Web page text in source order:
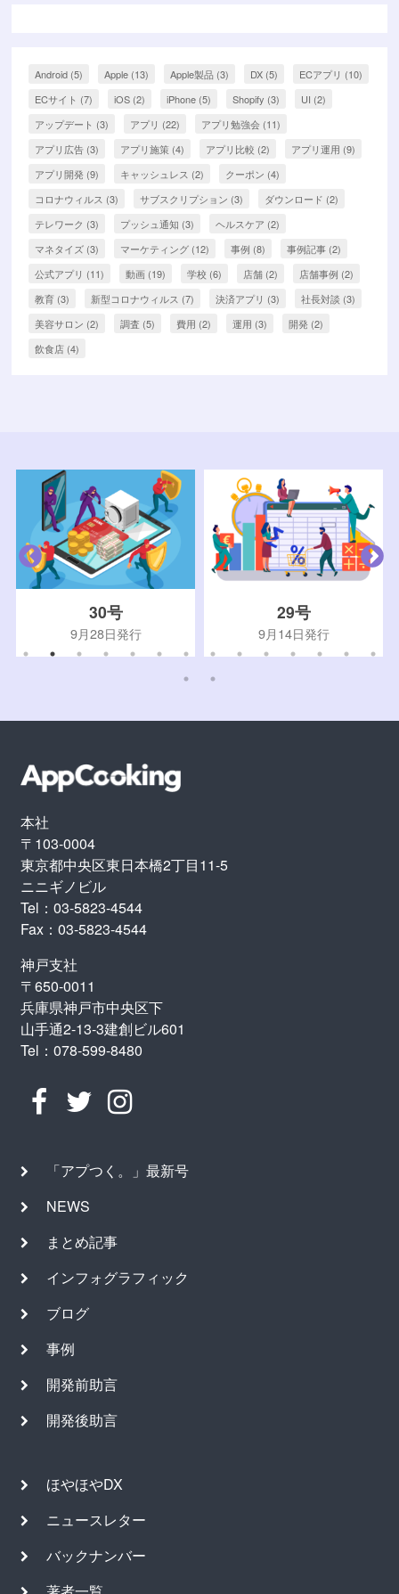
Android (5) Apple (13) Apple製品 (3) DX (5) ECアプリ (10)
ECサイト (7) iOS (2) iPhone (5) Shopify (3) UI (2)
アップデート (3) アプリ (22) アプリ勉強会 (11)
アプリ広告 (3) アプリ施策 (4) アプリ比較 (2) アプリ運用 (9)
アプリ開発 (9) キャッシュレス (2) クーポン (4)
コロナウィルス (3) サブスクリプション (3) ダウンロード (2)
テレワーク (3) プッシュ通知 (3) ヘルスケア (2)
マネタイズ (3) マーケティング (12) 事例 (8) 事例記事 (2)
公式アプリ (11) 動画 (19) 学校 (6) 店舗 (2) 店舗事例 (2)
教育 (3) 新型コロナウィルス (7) 決済アプリ (3) 社長対談 (3)
美容サロン (2) 調査 (5) 費用 (2) 運用 (3) 開発 (2)
飲食店 (4)
30号
9月28日発行
29号
9月14日発行
本社
〒103-0004
東京都中央区東日本橋2丁目11-5
ニニギノビル
Tel：03-5823-4544
Fax：03-5823-4544
神戸支社
〒650-0011
兵庫県神戸市中央区下
山手通2-13-3建創ビル601
Tel：078-599-8480
「アプつく。」最新号
NEWS
まとめ記事
インフォグラフィック
ブログ
事例
開発前助言
開発後助言
ほやほやDX
ニュースレター
バックナンバー